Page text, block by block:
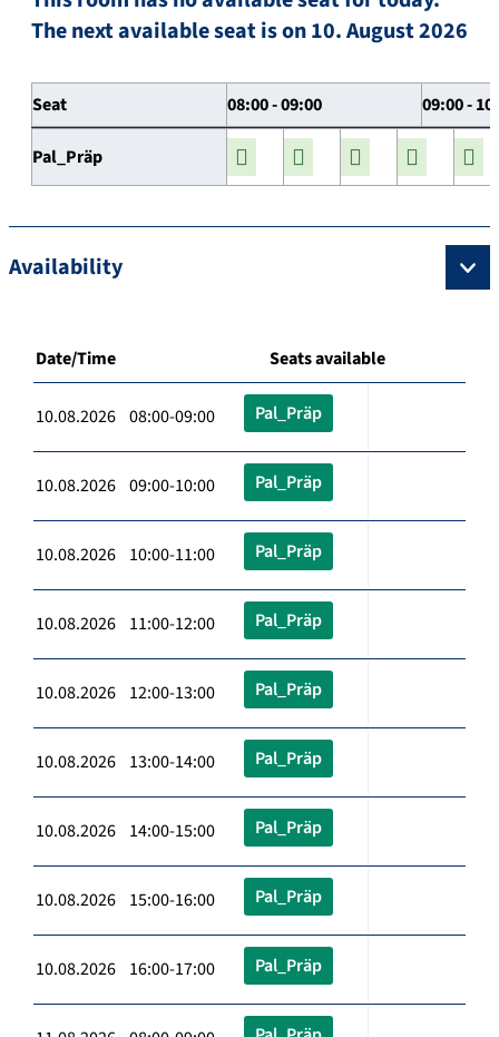
The next available seat is on 10. August 2026
Seat 08:00 - 09:00 09:00 -
Pal_Präp
Availability
Date/Time Seats available
10.08.2026 08:00-09:00 Pal_Präp
10.08.2026 09:00-10:00 Pal_Präp
10.08.2026 10:00-11:00 Pal_Präp
10.08.2026 11:00-12:00 Pal_Präp
10.08.2026 12:00-13:00 Pal_Präp
10.08.2026 13:00-14:00 Pal_Präp
10.08.2026 14:00-15:00 Pal_Präp
10.08.2026 15:00-16:00 Pal_Präp
10.08.2026 16:00-17:00 Pal_Präp